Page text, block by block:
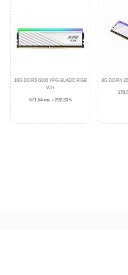
16G DDR5 6000 XPG BLADE RGB
WH
571.54 лв. / 292.23 €
8G DDR4